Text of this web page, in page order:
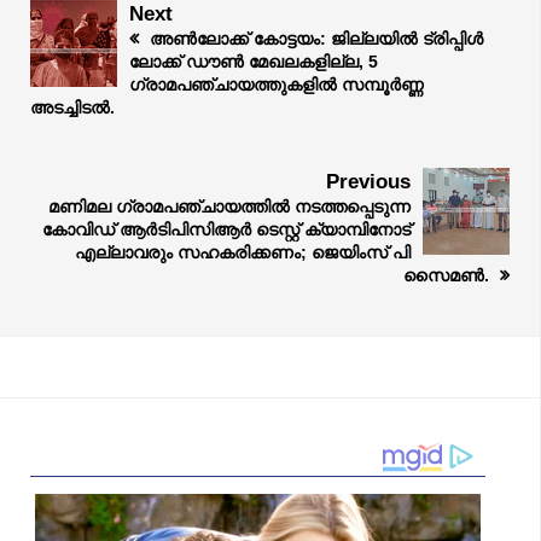
Next
അൺലോക്ക് കോട്ടയം: ജില്ലയിൽ ട്രിപ്പിൾ
ലോക്ക് ഡൗൺ മേഖലകളില്ല, 5
ഗ്രാമപഞ്ചായത്തുകളിൽ സമ്പൂർണ്ണ
അടച്ചിടൽ.
Previous
മണിമല ഗ്രാമപഞ്ചായത്തിൽ നടത്തപ്പെടുന്ന
കോവിഡ് ആർടിപിസിആർ ടെസ്റ്റ് ക്യാമ്പിനോട്
എല്ലാവരും സഹകരിക്കണം; ജെയിംസ് പി
സൈമൺ.